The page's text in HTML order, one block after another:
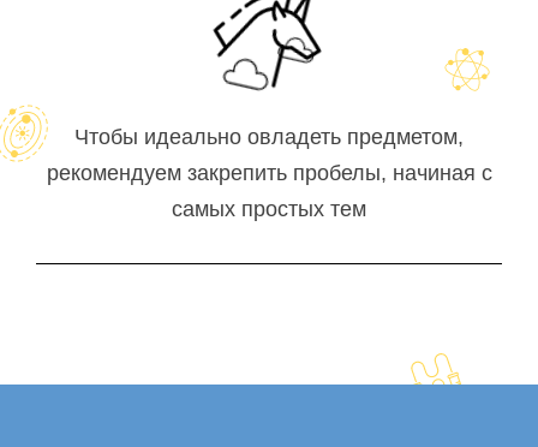
Чтобы идеально овладеть предметом,
рекомендуем закрепить пробелы, начиная с
самых простых тем